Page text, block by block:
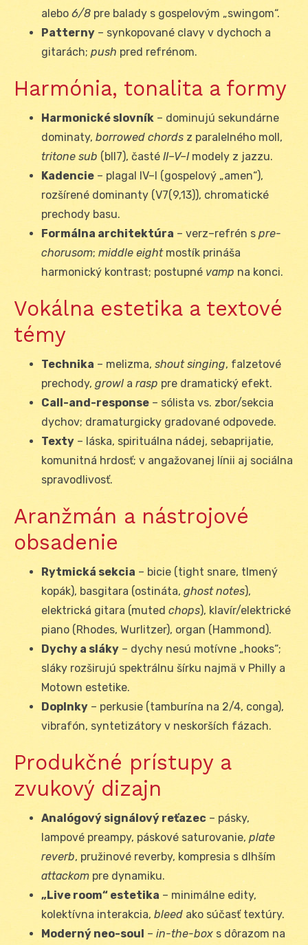
alebo 6/8 pre balady s gospelovým „swingom“.
Patterny – synkopované clavy v dychoch a
gitarách; push pred refrénom.
Harmónia, tonalita a formy
Harmonické slovník – dominujú sekundárne
dominaty, borrowed chords z paralelného moll,
tritone sub (bII7), časté II–V–Imodely z jazzu.
Kadencie – plagal IV–I (gospelový „amen“),
rozšírené dominanty (V7(9,13)), chromatické
prechody basu.
Formálna architektúra – verz–refrén s pre-
chorusom; middle eightmostík prináša
harmonický kontrast; postupné vamp na konci.
Vokálna estetika a textové
témy
Technika – melizma, shout singing, falzetové
prechody, growl a rasp pre dramatický efekt.
Call-and-response – sólista vs. zbor/sekcia
dychov; dramaturgicky gradované odpovede.
Texty – láska, spirituálna nádej, sebaprijatie,
komunitná hrdosť; v angažovanej línii aj sociálna
spravodlivosť.
Aranžmán a nástrojové
obsadenie
Rytmická sekcia – bicie (tight snare, tlmený
kopák), basgitara (ostináta, ghost notes),
elektrická gitara (muted chops), klavír/elektrické
piano (Rhodes, Wurlitzer), organ (Hammond).
Dychy a sláky – dychy nesú motívne „hooks“;
sláky rozširujú spektrálnu šírku najmä v Philly a
Motown estetike.
Doplnky – perkusie (tamburína na 2/4, conga),
vibrafón, syntetizátory v neskorších fázach.
Produkčné prístupy a
zvukový dizajn
Analógový signálový reťazec – pásky,
lampové preampy, páskové saturovanie, plate
reverb, pružinové reverby, kompresia s dlhším
attackom pre dynamiku.
„Live room“ estetika – minimálne edity,
kolektívna interakcia, bleed ako súčasť textúry.
Moderný neo-soul – in-the-box s dôrazom na